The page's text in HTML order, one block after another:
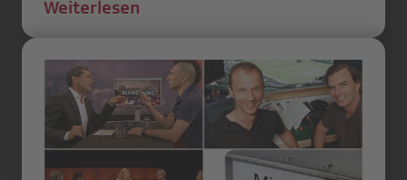
Weiterlesen